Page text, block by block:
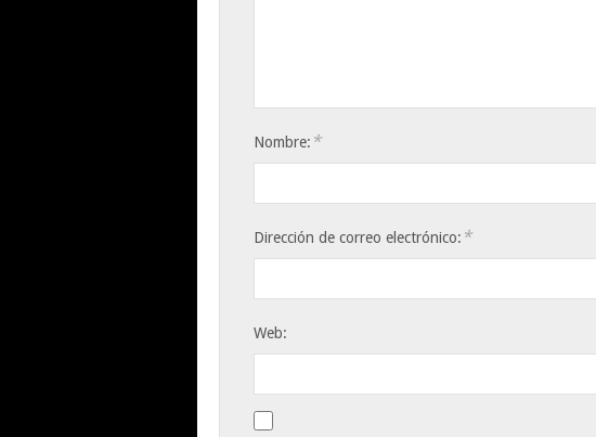
Nombre: *
Dirección de correo electrónico: *
Web: